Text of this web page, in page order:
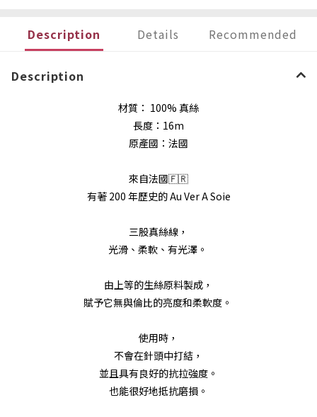
Description Details Recommended
Description
材質： 100% 真絲
長度：16m
原產國：法國
來自法國🇫🇷
有著 200 年歷史的 Au Ver A Soie
三股真絲線，
光滑、柔軟、有光澤。
由上等的生絲原料製成，
賦予它無與倫比的亮度和柔軟度。
使用時，
不會在針頭中打結，
並且具有良好的抗拉強度。
也能很好地抵抗磨損。